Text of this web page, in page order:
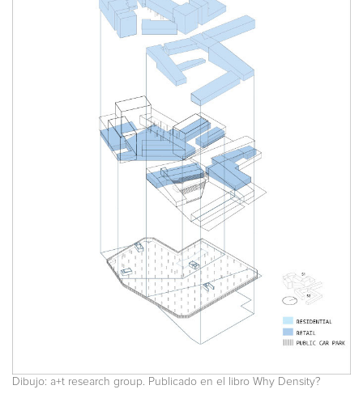
Dibujo: a+t research group. Publicado en el libro Why Density?